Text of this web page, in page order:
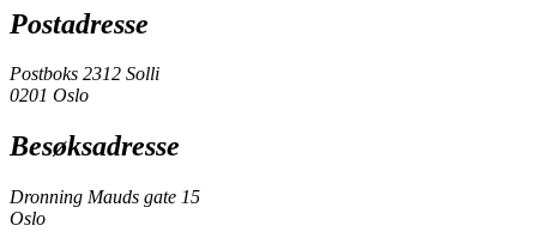
Postadresse
Postboks 2312 Solli
0201 Oslo
Besøksadresse
Dronning Mauds gate 15
Oslo